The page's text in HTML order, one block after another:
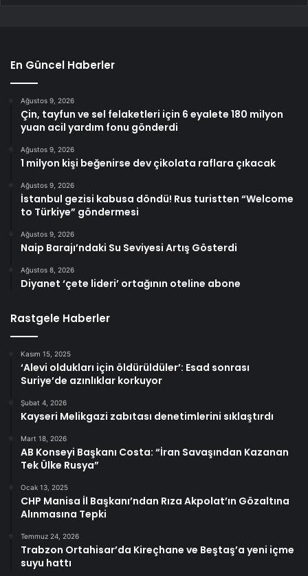
En Güncel Haberler
Ağustos 9, 2026
Çin, tayfun ve sel felaketleri için 6 eyalete 180 milyon
yuan acil yardım fonu gönderdi
Ağustos 9, 2026
1 milyon kişi beğenirse dev çikolata raflara çıkacak
Ağustos 9, 2026
İstanbul gezisi kabusa döndü! Rus turistten “Welcome
to Türkiye” göndermesi
Ağustos 9, 2026
Naip Barajı’ndaki Su Seviyesi Artış Gösterdi
Ağustos 8, 2026
Diyanet ‘çete lideri’ ortağının oteline abone
Rastgele Haberler
Kasım 15, 2025
‘Alevi oldukları için öldürüldüler’: Esad sonrası
Suriye’de azınlıklar korkuyor
Şubat 4, 2026
Kayseri Melikgazi zabıtası denetimlerini sıklaştırdı
Mart 18, 2026
AB Konseyi Başkanı Costa: “İran Savaşından Kazanan
Tek Ülke Rusya”
Ocak 13, 2025
CHP Manisa İl Başkanı’ndan Rıza Akpolat’ın Gözaltına
Alınmasına Tepki
Temmuz 24, 2026
Trabzon Ortahisar’da Kireçhane ve Beştaş’a yeni içme
suyu hattı